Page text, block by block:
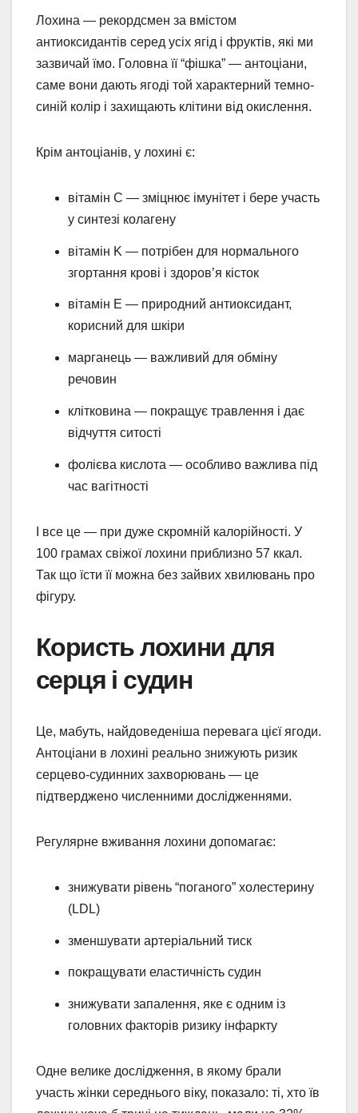
Лохина — рекордсмен за вмістом
антиоксидантів серед усіх ягід і фруктів, які ми
зазвичай їмо. Головна її “фішка” — антоціани,
саме вони дають ягоді той характерний темно-
синій колір і захищають клітини від окислення.
Крім антоціанів, у лохині є:
вітамін C — зміцнює імунітет і бере участь
у синтезі колагену
вітамін K — потрібен для нормального
згортання крові і здоров’я кісток
вітамін E — природний антиоксидант,
корисний для шкіри
марганець — важливий для обміну
речовин
клітковина — покращує травлення і дає
відчуття ситості
фолієва кислота — особливо важлива під
час вагітності
І все це — при дуже скромній калорійності. У
100 грамах свіжої лохини приблизно 57 ккал.
Так що їсти її можна без зайвих хвилювань про
фігуру.
Користь лохини для
серця і судин
Це, мабуть, найдоведеніша перевага цієї ягоди.
Антоціани в лохині реально знижують ризик
серцево-судинних захворювань — це
підтверджено численними дослідженнями.
Регулярне вживання лохини допомагає:
знижувати рівень “поганого” холестерину
(LDL)
зменшувати артеріальний тиск
покращувати еластичність судин
знижувати запалення, яке є одним із
головних факторів ризику інфаркту
Одне велике дослідження, в якому брали
участь жінки середнього віку, показало: ті, хто їв